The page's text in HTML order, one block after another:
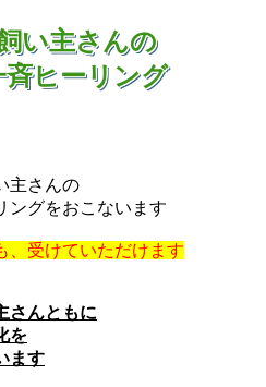
い主さんの
斉ヒーリング
主さんの
ングをおこないます
、受けていただけます
さんともに
を
ます